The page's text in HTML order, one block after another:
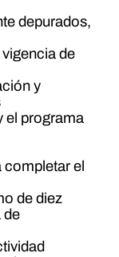
depurados,
de
y
el programa
completar el
de diez
de